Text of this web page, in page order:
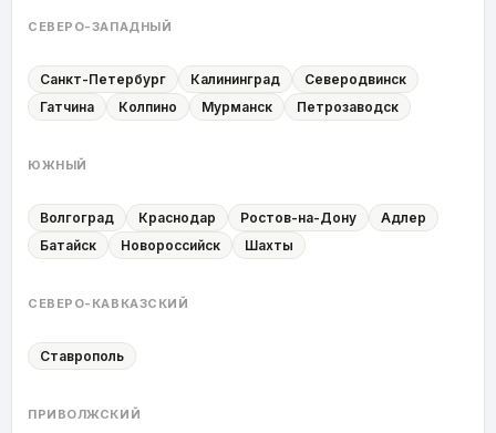
СЕВЕРО-ЗАПАДНЫЙ
Санкт-Петербург Калининград
Северодвинск
Гатчина
Колпино Мурманск Петрозаводск
ЮЖНЫЙ
Волгоград Краснодар Ростов-на-Дону
Адлер
Батайск
Новороссийск Шахты
СЕВЕРО-КАВКАЗСКИЙ
Ставрополь
ПРИВОЛЖСКИЙ